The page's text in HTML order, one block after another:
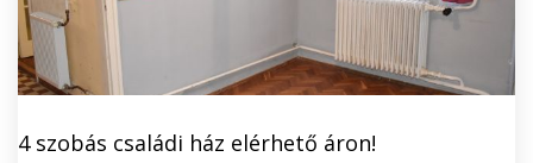
4 szobás családi ház elérhető áron!